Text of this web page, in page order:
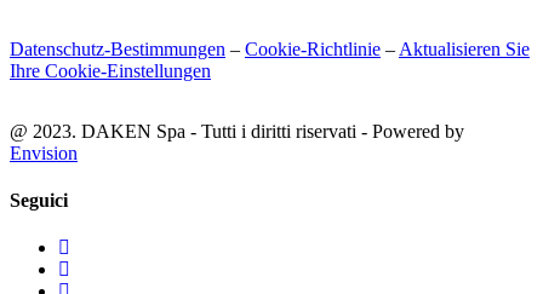
Datenschutz-Bestimmungen – Cookie-Richtlinie – Aktualisieren Sie
Ihre Cookie-Einstellungen
@ 2023. DAKEN Spa - Tutti i diritti riservati - Powered by
Envision
Seguici